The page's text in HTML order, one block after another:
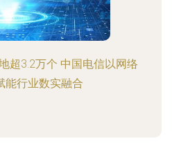
超3.2万个 中国电信以网络
能行业数实融合